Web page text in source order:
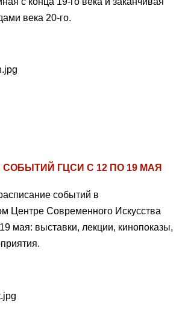
века 20-го.
ГЦСИ С 12 ПО 19 МАЯ
событий в
Центре Современного Искусства
мая: выставки, лекции, кинопоказы,